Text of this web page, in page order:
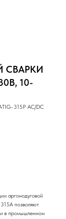
СВАРКИ
10-
315P AC/DC
аргонодуговой
позволяют
в промышленном